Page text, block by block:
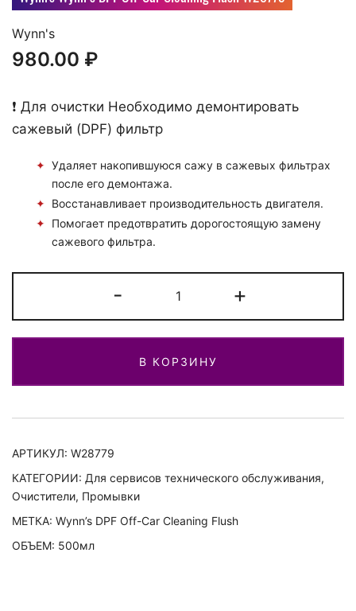
Wynn's
980.00 ₽
❗️ Для очистки Необходимо демонтировать
сажевый (DPF) фильтр
Удаляет накопившуюся сажу в сажевых фильтрах
после его демонтажа.
Восстанавливает производительность двигателя.
Помогает предотвратить дорогостоящую замену
сажевого фильтра.
-
Промывка
сажевого
(DPF)
со
+
В КОРЗИНУ
АРТИКУЛ: W28779
КАТЕГОРИИ: Для сервисов технического обслуживания,
Очистители, Промывки
МЕТКА: Wynn’s DPF Off-Car Cleaning Flush
ОБЪЕМ: 500мл